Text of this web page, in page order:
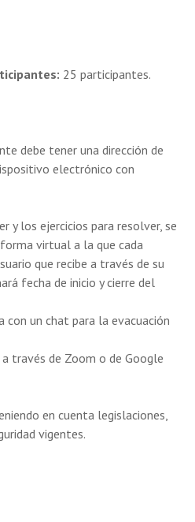
25 participantes.
debe tener una dirección de
electrónico con
y los ejercicios para resolver, se
virtual a la que cada
que recibe a través de su
fecha de inicio y cierre del
un chat para la evacuación
través de Zoom o de Google
en cuenta legislaciones,
vigentes.